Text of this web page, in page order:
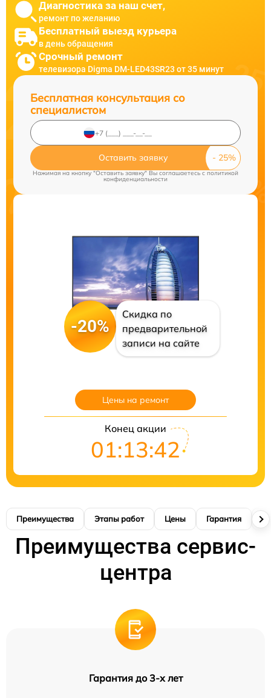
Диагностика за наш счет,
ремонт по желанию
Бесплатный выезд курьера
в день обращения
Срочный ремонт
телевизора Digma DM-LED43SR23 от 35 минут
Бесплатная консультация со
специалистом
Оставить заявку
Нажимая на кнопку "Оставить заявку" Вы соглашаетесь c политикой
конфиденциальности
-20%
Скидка по
предварительной
записи на сайте
Цены на ремонт
Конец акции
01:13:41
Преимущества Этапы работ Цены Гарантия
Преимущества сервис-
центра
Гарантия до 3-х лет